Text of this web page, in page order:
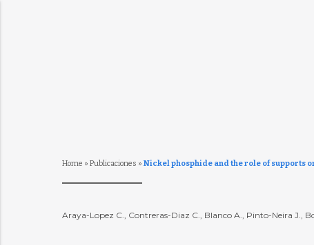
Home » Publicaciones » Nickel phosphide and the role of supports
Araya-Lopez C., Contreras-Diaz C., Blanco A., Pinto-Neira J.,